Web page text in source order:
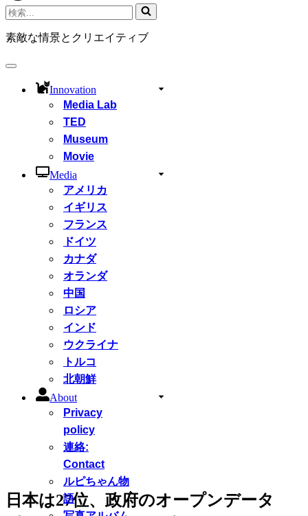
ン
メ
ニ
ュ
検
索...
素敵な情景とクリエイティブ
ナ
Innovation
Media Lab
TED
Museum
Movie
Media
アメリカ
イギリス
フランス
ドイツ
カナダ
オランダ
中国
ロシア
インド
ウクライナ
トルコ
北朝鮮
About
Privacy
policy
連絡:
Contact
ルピちゃん物
語
日本は27位、政府のオープンデータ